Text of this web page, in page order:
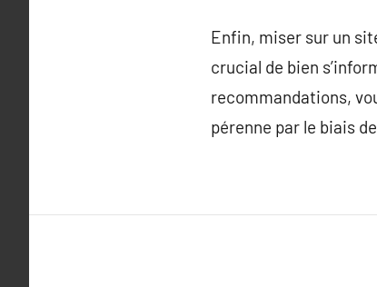
Enfin, miser sur un
crucial de bien
recommandations,
pérenne par le biais